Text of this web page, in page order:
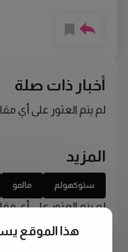
أخبار ذات صلة
لم يتم العثور على أي
المزيد
ستوكهولم مالمو
لم يتم العثور على أي
هذا الموقع